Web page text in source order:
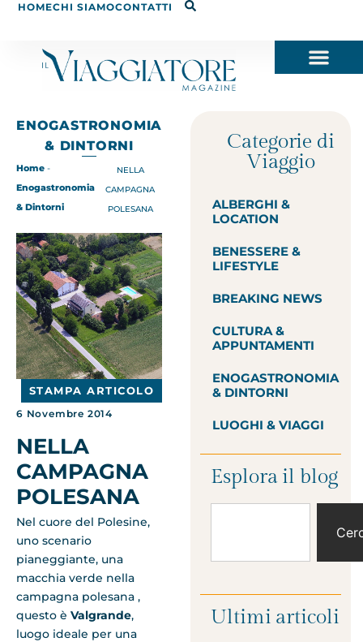
HOMECHI SIAMOCONTATTI
ENOGASTRONOMIA
& DINTORNI
Home -
Enogastronomia
& Dintorni
NELLA
CAMPAGNA
POLESANA
STAMPA ARTICOLO
6 Novembre 2014
NELLA
CAMPAGNA
POLESANA
Nel cuore del Polesine,
uno scenario
pianeggiante, una
macchia verde nella
campagna polesana ,
questo è Valgrande,
luogo ideale per una
Categorie di
Viaggio
ALBERGHI &
LOCATION
BENESSERE &
LIFESTYLE
BREAKING NEWS
CULTURA &
APPUNTAMENTI
ENOGASTRONOMIA
& DINTORNI
LUOGHI & VIAGGI
Esplora il blog
Ultimi articoli